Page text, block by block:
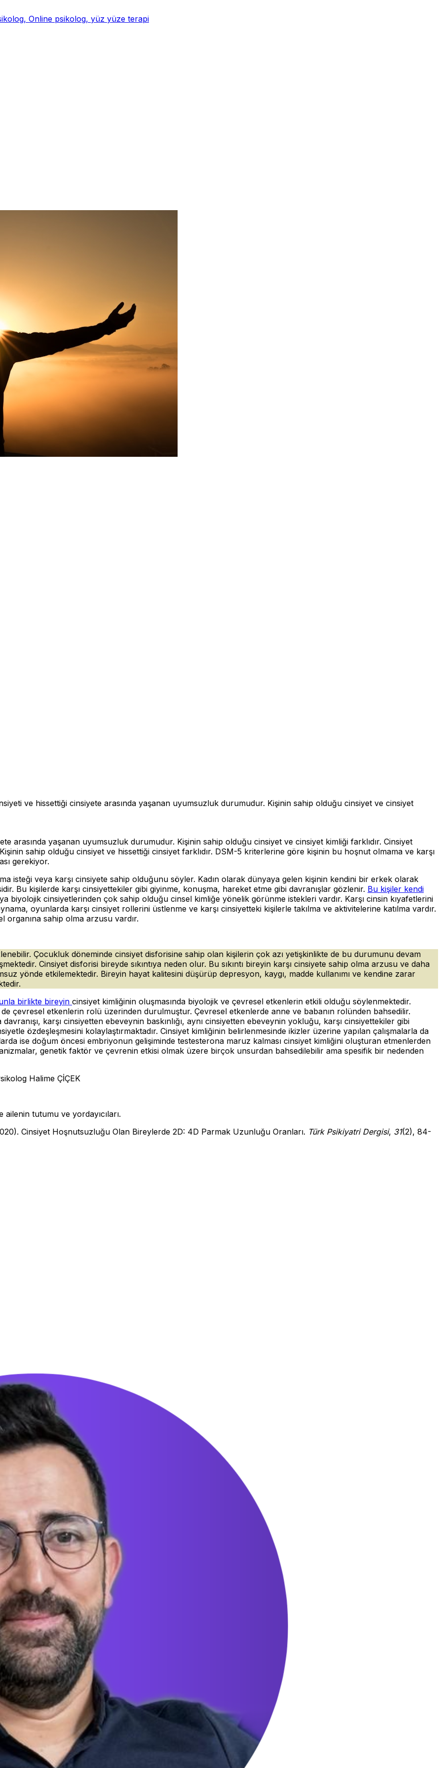
Online psikolog, yüz yüze terapi
ve hissettiği cinsiyete arasında yaşanan uyumsuzluk durumudur. Kişinin sahip olduğu cinsiyet ve cinsiyet
arasında yaşanan uyumsuzluk durumudur. Kişinin sahip olduğu cinsiyet ve cinsiyet kimliği farklıdır. Cinsiyet
sahip olduğu cinsiyet ve hissettiği cinsiyet farklıdır. DSM-5 kriterlerine göre kişinin bu hoşnut olmama ve karşı
gerekiyor.
isteği veya karşı cinsiyete sahip olduğunu söyler. Kadın olarak dünyaya gelen kişinin kendini bir erkek olarak
Bu kişilerde karşı cinsiyettekiler gibi giyinme, konuşma, hareket etme gibi davranışlar gözlenir. Bu kişiler kendi
biyolojik cinsiyetlerinden çok sahip olduğu cinsel kimliğe yönelik görünme istekleri vardır. Karşı cinsin kıyafetlerini
oyunlarda karşı cinsiyet rollerini üstlenme ve karşı cinsiyetteki kişilerle takılma ve aktivitelerine katılma vardır.
organına sahip olma arzusu vardır.
Çocukluk döneminde cinsiyet disforisine sahip olan kişilerin çok azı yetişkinlikte de bu durumunu devam
Cinsiyet disforisi bireyde sıkıntıya neden olur. Bu sıkıntı bireyin karşı cinsiyete sahip olma arzusu ve daha
yönde etkilemektedir. Bireyin hayat kalitesini düşürüp depresyon, kaygı, madde kullanımı ve kendine zarar
birlikte bireyin cinsiyet kimliğinin oluşmasında biyolojik ve çevresel etkenlerin etkili olduğu söylenmektedir.
çevresel etkenlerin rolü üzerinden durulmuştur. Çevresel etkenlerde anne ve babanın rolünden bahsedilir.
karşı cinsiyetten ebeveynin baskınlığı, aynı cinsiyetten ebeveynin yokluğu, karşı cinsiyettekiler gibi
özdeşleşmesini kolaylaştırmaktadır. Cinsiyet kimliğinin belirlenmesinde ikizler üzerine yapılan çalışmalarla da
ise doğum öncesi embriyonun gelişiminde testesterona maruz kalması cinsiyet kimliğini oluşturan etmenlerden
genetik faktör ve çevrenin etkisi olmak üzere birçok unsurdan bahsedilebilir ama spesifik bir nedenden
tutumu ve yordayıcıları.
Cinsiyet Hoşnutsuzluğu Olan Bireylerde 2D: 4D Parmak Uzunluğu Oranları. Türk Psikiyatri Dergisi, 31(2), 84-